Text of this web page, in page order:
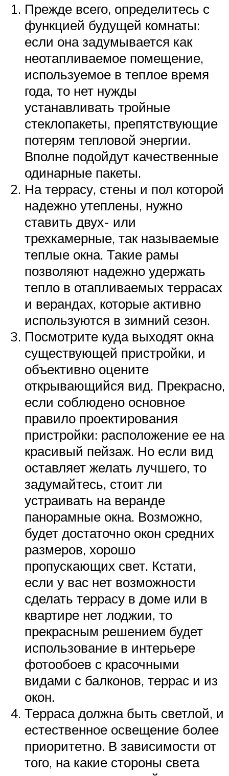
Прежде всего, определитесь с
функцией будущей комнаты:
если она задумывается как
неотапливаемое помещение,
используемое в теплое время
года, то нет нужды
устанавливать тройные
стеклопакеты, препятствующие
потерям тепловой энергии.
Вполне подойдут качественные
одинарные пакеты.
На террасу, стены и пол которой
надежно утеплены, нужно
ставить двух- или
трехкамерные, так называемые
теплые окна. Такие рамы
позволяют надежно удержать
тепло в отапливаемых террасах
и верандах, которые активно
используются в зимний сезон.
Посмотрите куда выходят окна
существующей пристройки, и
объективно оцените
открывающийся вид. Прекрасно,
если соблюдено основное
правило проектирования
пристройки: расположение ее на
красивый пейзаж. Но если вид
оставляет желать лучшего, то
задумайтесь, стоит ли
устраивать на веранде
панорамные окна. Возможно,
будет достаточно окон средних
размеров, хорошо
пропускающих свет. Кстати,
если у вас нет возможности
сделать террасу в доме или в
квартире нет лоджии, то
прекрасным решением будет
использование в интерьере
фотообоев с красочными
видами с балконов, террас и из
окон.
Терраса должна быть светлой, и
естественное освещение более
приоритетно. В зависимости от
того, на какие стороны света